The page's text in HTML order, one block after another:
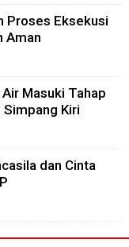
Proses Eksekusi
Aman
Masuki Tahap
Kiri
dan Cinta